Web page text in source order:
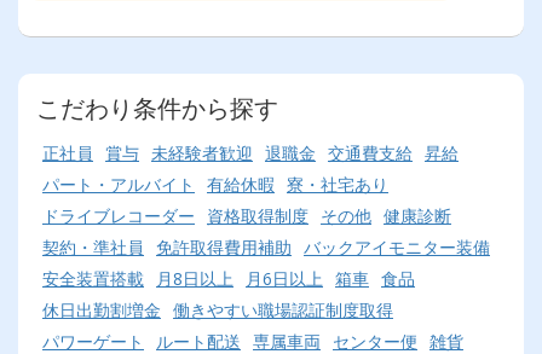
こだわり条件から探す
正社員 賞与 未経験者歓迎 退職金 交通費支給 昇給
パート・アルバイト
有給休暇 寮・社宅あり
ドライブレコーダー
資格取得制度 その他 健康診断
契約・準社員
免許取得費用補助 バックアイモニター装備
安全装置搭載
月8日以上 月6日以上 箱車 食品
休日出勤割増金 働きやすい職場認証制度取得
パワーゲート
ルート配送 専属車両 センター便 雑貨